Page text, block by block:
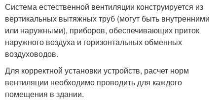
Система естественной вентиляции конструируется из
вертикальных вытяжных труб (могут быть внутренними
или наружными), приборов, обеспечивающих приток
наружного воздуха и горизонтальных обменных
воздуховодов.
Для корректной установки устройств, расчет норм
вентиляции необходимо проводить для каждого
помещения в здании.